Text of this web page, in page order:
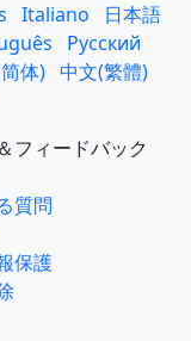
Italiano
日本語
Русский
体) 中文(繁體)
フィードバック
質問
保護